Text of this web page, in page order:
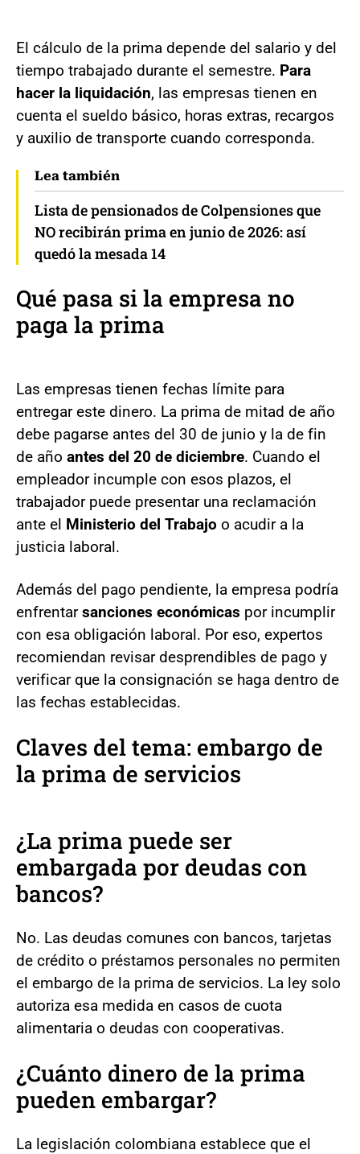
El cálculo de la prima depende del salario y del
tiempo trabajado durante el semestre. Para
hacer la liquidación, las empresas tienen en
cuenta el sueldo básico, horas extras, recargos
y auxilio de transporte cuando corresponda.
Lea también
Lista de pensionados de Colpensiones que
NO recibirán prima en junio de 2026: así
quedó la mesada 14
Qué pasa si la empresa no
paga la prima
Las empresas tienen fechas límite para
entregar este dinero. La prima de mitad de año
debe pagarse antes del 30 de junio y la de fin
de año antes del 20 de diciembre. Cuando el
empleador incumple con esos plazos, el
trabajador puede presentar una reclamación
ante el Ministerio del Trabajo o acudir a la
justicia laboral.
Además del pago pendiente, la empresa podría
enfrentarsanciones económicas por incumplir
con esa obligación laboral. Por eso, expertos
recomiendan revisar desprendibles de pago y
verificar que la consignación se haga dentro de
las fechas establecidas.
Claves del tema: embargo de
la prima de servicios
¿La prima puede ser
embargada por deudas con
bancos?
No. Las deudas comunes con bancos, tarjetas
de crédito o préstamos personales no permiten
el embargo de la prima de servicios. La ley solo
autoriza esa medida en casos de cuota
alimentaria o deudas con cooperativas.
¿Cuánto dinero de la prima
pueden embargar?
La legislación colombiana establece que el